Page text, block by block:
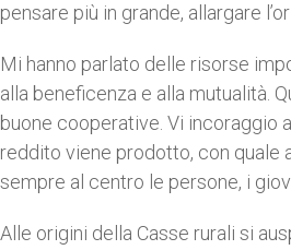
pensare più in grande, allargare
Mi hanno parlato delle risorse
alla beneficenza e alla mutualità.
buone cooperative. Vi incoraggio
reddito viene prodotto, con quale
sempre al centro le persone, i
Alle origini della Casse rurali si